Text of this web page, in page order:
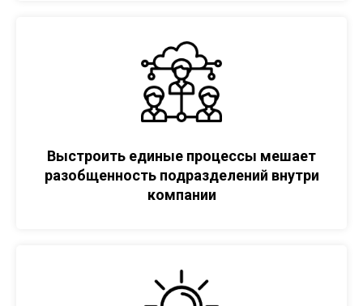
Выстроить единые процессы мешает
разобщенность подразделений внутри
компании